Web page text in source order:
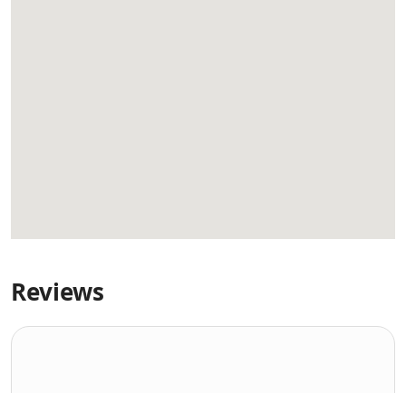
Reviews